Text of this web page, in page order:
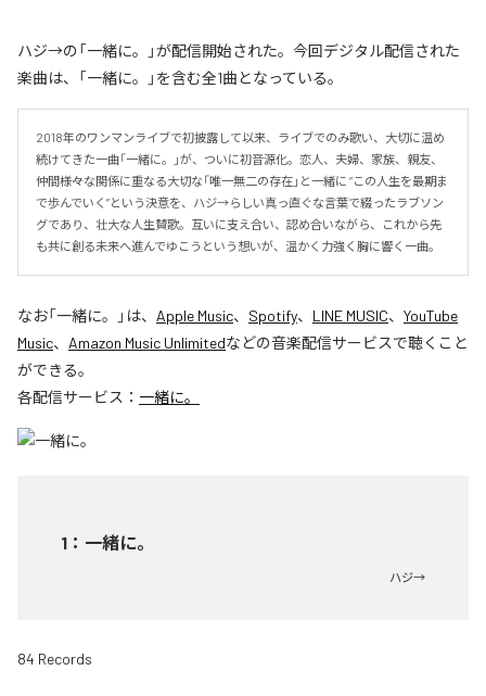
ハジ→の「一緒に。」が配信開始された。今回デジタル配信された
楽曲は、「一緒に。」を含む全1曲となっている。
2018年のワンマンライブで初披露して以来、ライブでのみ歌い、大切に温め
続けてきた一曲「一緒に。」が、ついに初音源化。恋人、夫婦、家族、親友、
仲間――様々な関係に重なる大切な「唯一無二の存在」と一緒に “この人生を最期ま
で歩んでいく”という決意を、ハジ→らしい真っ直ぐな言葉で綴ったラブソン
グであり、壮大な人生賛歌。互いに支え合い、認め合いながら、これから先
も共に創る未来へ進んでゆこうという想いが、温かく力強く胸に響く一曲。
なお「一緒に。 」は、 Apple Music、 Spotify、 LINE MUSIC、 YouTube
Music、 Amazon Music Unlimitedなどの音楽配信サービスで聴くこと
ができる。
各配信サービス： 一緒に。
1 ： 一緒に。
ハジ→
84 Records